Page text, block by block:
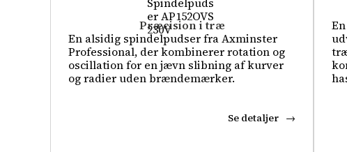
Præcision i træ
En alsidig spindelpudser fra Axminster
Professional, der kombinerer rotation og
oscillation for en jævn slibning af kurver
og radier uden brændemærker.
Se detaljer